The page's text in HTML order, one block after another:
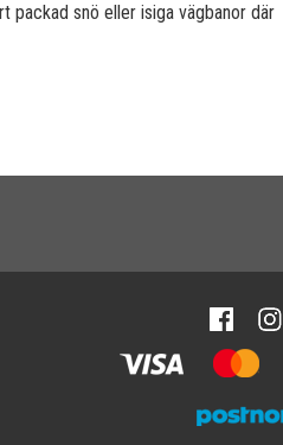
packad snö eller isiga vägbanor där